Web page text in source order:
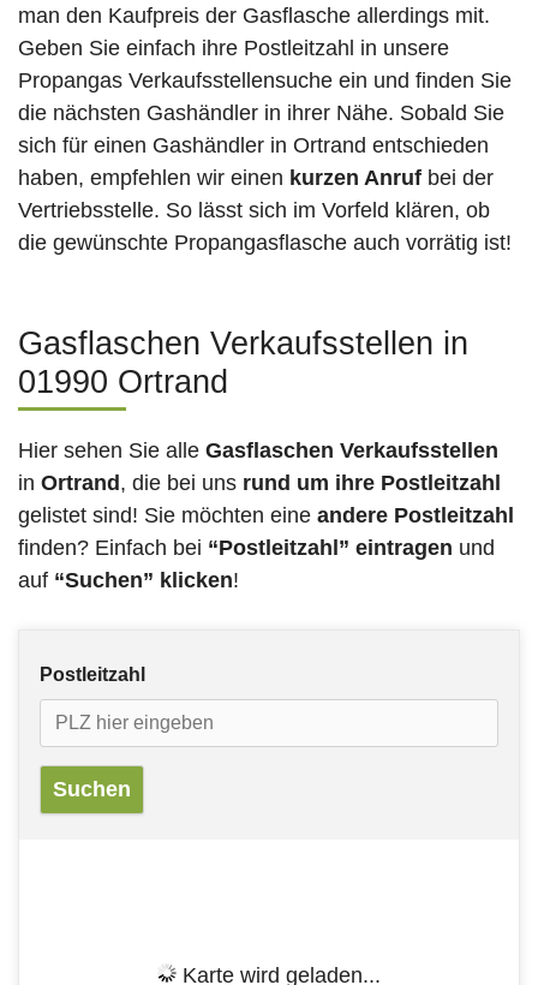
man den Kaufpreis der Gasflasche allerdings mit.
Geben Sie einfach ihre Postleitzahl in unsere
Propangas Verkaufsstellensuche ein und finden Sie
die nächsten Gashändler in ihrer Nähe. Sobald Sie
sich für einen Gashändler in Ortrand entschieden
haben, empfehlen wir einen kurzen Anruf bei der
Vertriebsstelle. So lässt sich im Vorfeld klären, ob
die gewünschte Propangasflasche auch vorrätig ist!
Gasflaschen Verkaufsstellen in
01990 Ortrand
Hier sehen Sie alle Gasflaschen Verkaufsstellen
in Ortrand , die bei uns rund um ihre Postleitzahl
gelistet sind! Sie möchten eine andere Postleitzahl
finden? Einfach bei “Postleitzahl” eintragen und
auf “Suchen” klicken!
Postleitzahl
Karte wird geladen...